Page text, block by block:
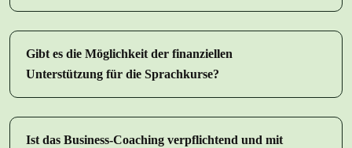
Gibt es die Möglichkeit der finanziellen
Unterstützung für die Sprachkurse?
Ist das Business-Coaching verpflichtend und mit